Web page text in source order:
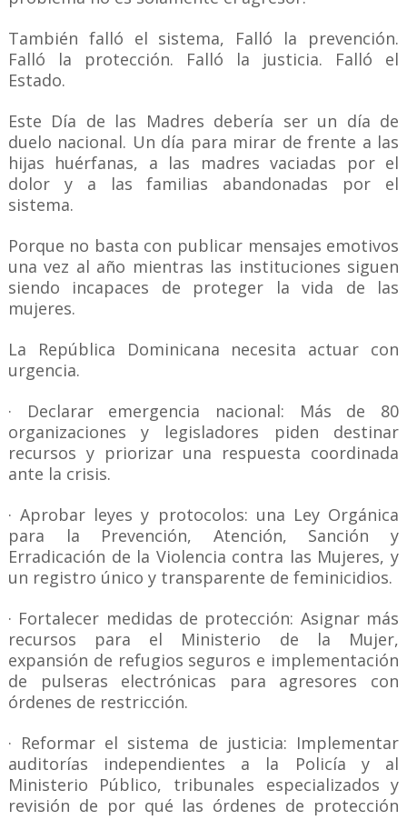
También falló el sistema, Falló la prevención.
Falló la protección. Falló la justicia. Falló el
Estado.
Este Día de las Madres debería ser un día de
duelo nacional. Un día para mirar de frente a las
hijas huérfanas, a las madres vaciadas por el
dolor y a las familias abandonadas por el
sistema.
Porque no basta con publicar mensajes emotivos
una vez al año mientras las instituciones siguen
siendo incapaces de proteger la vida de las
mujeres.
La República Dominicana necesita actuar con
urgencia.
· Declarar emergencia nacional: Más de 80
organizaciones y legisladores piden destinar
recursos y priorizar una respuesta coordinada
ante la crisis.
· Aprobar leyes y protocolos: una Ley Orgánica
para la Prevención, Atención, Sanción y
Erradicación de la Violencia contra las Mujeres, y
un registro único y transparente de feminicidios.
· Fortalecer medidas de protección: Asignar más
recursos para el Ministerio de la Mujer,
expansión de refugios seguros e implementación
de pulseras electrónicas para agresores con
órdenes de restricción.
· Reformar el sistema de justicia: Implementar
auditorías independientes a la Policía y al
Ministerio Público, tribunales especializados y
revisión de por qué las órdenes de protección